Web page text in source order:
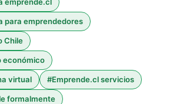
para emprendedores
Chile
económico
virtual #Emprende.cl servicios
formalmente